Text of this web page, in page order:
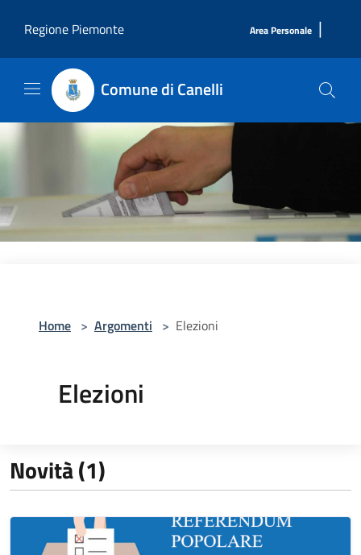
Regione Piemonte
Area Personale |
Comune di Canelli
Home > Argomenti > Elezioni
Elezioni
Novità (1)